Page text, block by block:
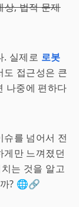
상, 법적 문제
. 실제로 로봇
도 접근성은 큰
나중에 편하다
를 넘어서 전
게만 느껴졌던
는 것을 알고
? 🌐🔗